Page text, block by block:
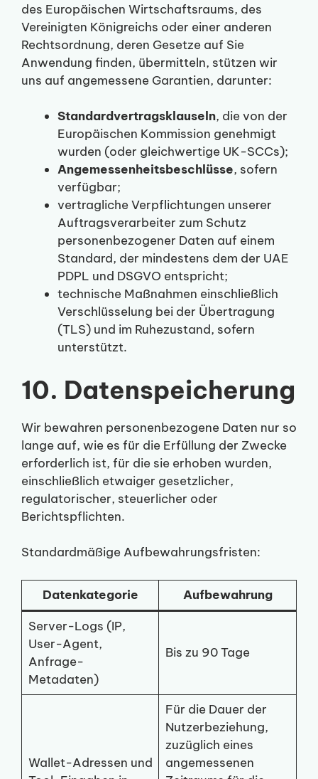
des Europäischen Wirtschaftsraums, des
Vereinigten Königreichs oder einer anderen
Rechtsordnung, deren Gesetze auf Sie
Anwendung finden, übermitteln, stützen wir
uns auf angemessene Garantien, darunter:
Standardvertragsklauseln, die von der
Europäischen Kommission genehmigt
wurden (oder gleichwertige UK-SCCs);
Angemessenheitsbeschlüsse, sofern
verfügbar;
vertragliche Verpflichtungen unserer
Auftragsverarbeiter zum Schutz
personenbezogener Daten auf einem
Standard, der mindestens dem der UAE
PDPL und DSGVO entspricht;
technische Maßnahmen einschließlich
Verschlüsselung bei der Übertragung
(TLS) und im Ruhezustand, sofern
unterstützt.
10. Datenspeicherung
Wir bewahren personenbezogene Daten nur so
lange auf, wie es für die Erfüllung der Zwecke
erforderlich ist, für die sie erhoben wurden,
einschließlich etwaiger gesetzlicher,
regulatorischer, steuerlicher oder
Berichtspflichten.
Standardmäßige Aufbewahrungsfristen:
Datenkategorie
Aufbewahrung
Server-Logs (IP,
User-Agent,
Anfrage-
Metadaten)
Bis zu 90 Tage
Wallet-Adressen und
Für die Dauer der
Nutzerbeziehung,
zuzüglich eines
angemessenen